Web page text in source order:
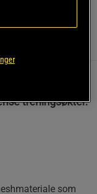
treningsøkter.
som